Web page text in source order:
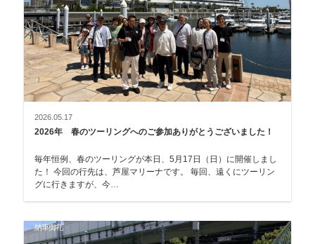
2026.05.17
2026年 春のツーリングへのご参加ありがとうございました！
毎年恒例、春のツーリングが本日、5月17日（日）に開催しまし
た！ 今回の行先は、芦屋マリーナです。 毎回、遠くにツーリン
グに行きますが、今…
納車御礼